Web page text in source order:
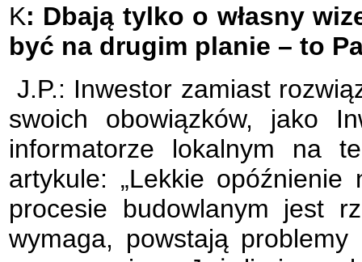
K: Dbają tylko o własny
być na drugim planie – to
J.P.: Inwestor zamiast
swoich obowiązków, jako
informatorze lokalnym na
artykule: „Lekkie
procesie budowlanym jest
wymaga, powstają